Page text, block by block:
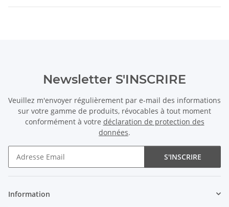
Newsletter S'INSCRIRE
Veuillez m'envoyer régulièrement par e-mail des informations
sur votre gamme de produits, révocables à tout moment
conformément à votre déclaration de protection des
données.
S'INSCRIRE
Information